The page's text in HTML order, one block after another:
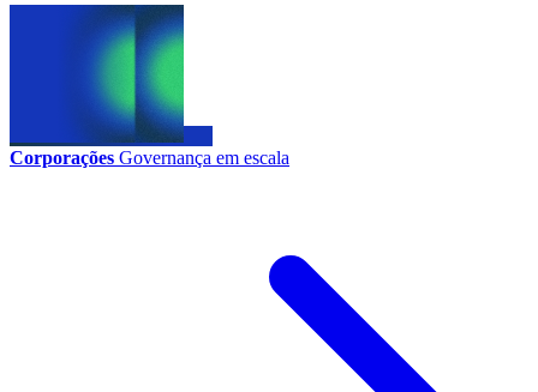
Corporações Governança em escala